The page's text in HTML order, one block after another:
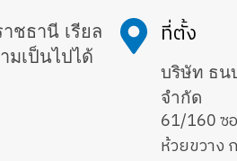
ชธานี เรียล
มเป็นไปได้
ที่ตั้ง
บริษัท ธน
จำกัด
61/160 ซ
ห้วยขวาง